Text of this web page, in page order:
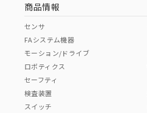
商品情報
センサ
FAシステム機器
モーション/ドライブ
ロボティクス
セーフティ
検査装置
スイッチ